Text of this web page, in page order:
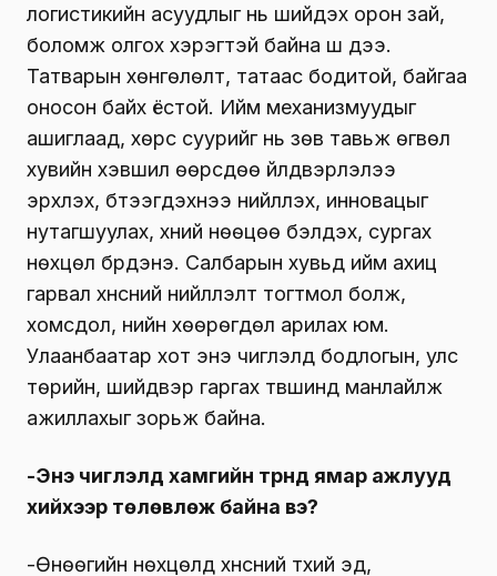
логистикийн асуудлыг нь шийдэх орон зай,
боломж олгох хэрэгтэй байна шүү дээ.
Татварын хөнгөлөлт, татаас бодитой, байгаа
оносон байх ёстой. Ийм механизмуудыг
ашиглаад, хөрс суурийг нь зөв тавьж өгвөл
хувийн хэвшил өөрсдөө үйлдвэрлэлээ
эрхлэх, бүтээгдэхүүнээ нийлүүлэх, инновацыг
нутагшуулах, хүний нөөцөө бэлдэх, сургах
нөхцөл бүрдэнэ. Салбарын хувьд ийм ахиц
гарвал хүнсний нийлүүлэлт тогтмол болж,
хомсдол, үнийн хөөрөгдөл арилах юм.
Улаанбаатар хот энэ чиглэлд бодлогын, улс
төрийн, шийдвэр гаргах түвшинд манлайлж
ажиллахыг зорьж байна.
-Энэ чиглэлд хамгийн түрүүнд ямар ажлууд
хийхээр төлөвлөж байна вэ?
-Өнөөгийн нөхцөлд хүнсний түүхий эд,